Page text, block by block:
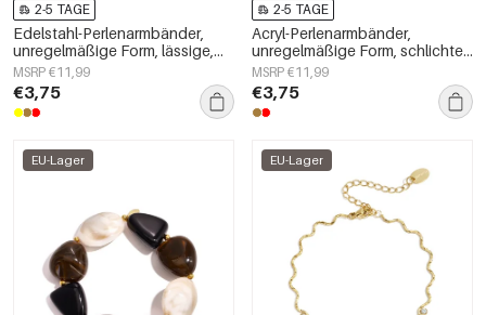
2-5 TAGE
Edelstahl-Perlenarmbänder,
unregelmäßige Form, lässige,
schlichte Serie, Damenschmuck
MSRP €11,99
€3,75
2-5 TAGE
Acryl-Perlenarmbänder,
unregelmäßige Form, schlichte
Alltagsserie, Damenschmuck
MSRP €11,99
€3,75
EU-Lager EU-Lager